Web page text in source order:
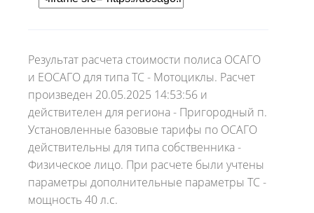
Результат расчета стоимости полиса ОСАГО
и ЕОСАГО для типа ТС - Мотоциклы. Расчет
произведен 20.05.2025 14:53:56 и
действителен для региона - Пригородный п.
Установленные базовые тарифы по ОСАГО
действительны для типа собственника -
Физическое лицо. При расчете были учтены
параметры дополнительные параметры ТС -
мощность 40 л.с.